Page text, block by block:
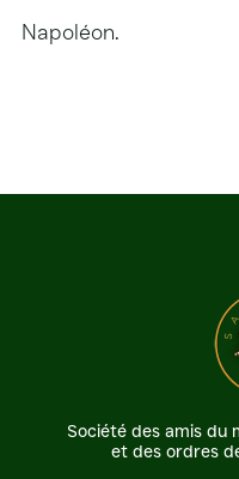
Napoléon.
Société des amis du
et des ordres